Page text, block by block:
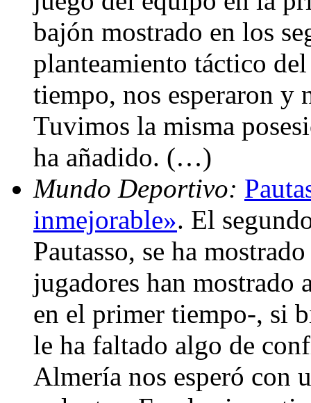
bajón mostrado en los
planteamiento táctico
tiempo, nos esperaron y
Tuvimos la misma
ha añadido. (…)
Mundo Deportivo:
inmejorable». El
Pautasso, se ha
jugadores han mostrado
en el primer tiempo-, si
le ha faltado algo de
Almería nos esperó con